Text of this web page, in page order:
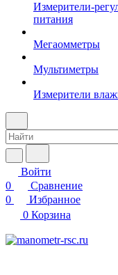
Измерители-
питания
Мегаомметры
Мультиметры
Измерители
Войти
0
Сравнение
0
Избранное
0 Корзина